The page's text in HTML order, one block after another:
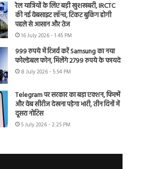
रेल यात्रियों के लिए बड़ी खुशखबरी, IRCTC
की नई वेबसाइट लॉन्च, टिकट बुकिंग होगी
पहले से आसान और तेज
16 July 2026 - 1:45 PM
999 रुपये में रिजर्व करें Samsung का नया
फोल्डेबल फोन, मिलेंगे 2799 रुपये के फायदे
8 July 2026 - 5:54 PM
Telegram पर सरकार का बड़ा एक्शन, फिल्में
और वेब सीरीज देखना पड़ेगा भारी, तीन दिनों में
दूसरा नोटिस
5 July 2026 - 2:25 PM